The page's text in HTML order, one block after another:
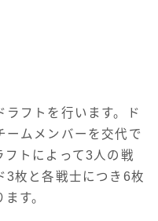
フトを行います。ド
ームメンバーを交代で
トによって3人の戦
3枚と各戦士につき6枚
す。